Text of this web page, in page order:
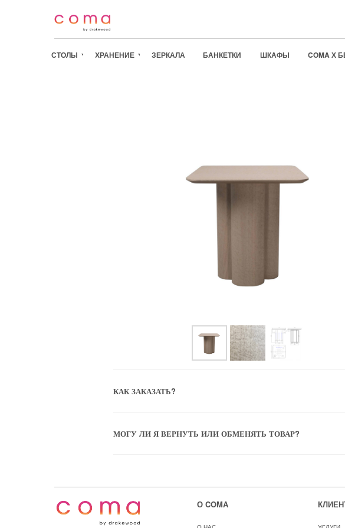
СТОЛЫ ХРАНЕНИЕ ЗЕРКАЛА БАНКЕТКИ ШКАФЫ COMA Х
СТОЛЫ ХРАНЕНИЕ/ ЗЕРКАЛА/ БАНКЕТКИ/ ШКАФЫ COMA Х BEGICHEVA
КАК ЗАКАЗАТЬ?
МОГУ ЛИ Я ВЕРНУТЬ ИЛИ ОБМЕНЯТЬ ТОВАР?
О COMA